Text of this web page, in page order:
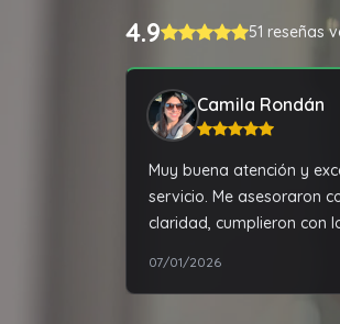
4.9 51 reseñas
Camila Rondán
Muy buena atención y
servicio. Me asesoraron
claridad, cumplieron con
07/01/2026